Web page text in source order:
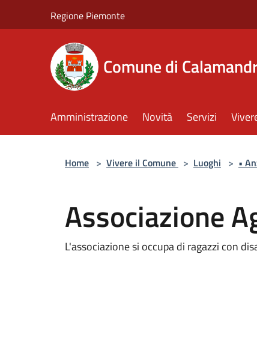
Regione Piemonte
Comune di
Amministrazione Novità Servizi
Home > Vivere il Comune > Luoghi > •
Associazione
L'associazione si occupa di ragazzi con